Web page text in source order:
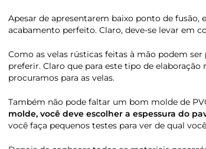
Apesar de apresentarem baixo ponto de fusão,
acabamento perfeito. Claro, deve-se levar em
Como as velas rústicas feitas à mão podem ser
preferir. Claro que para este tipo de
procuramos para as velas.
Também não pode faltar um bom molde de
molde, você deve escolher a espessura do
você faça pequenos testes para ver de qual